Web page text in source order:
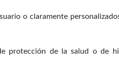
o claramente
protección de la salud o de